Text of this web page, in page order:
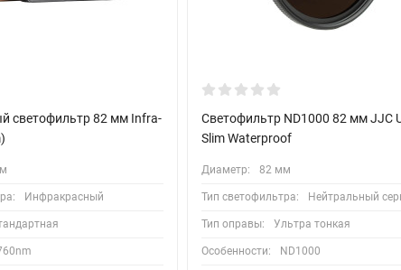
светофильтр 82 мм Infra-
Инфракрасный
Светофильтр ND1000 82 мм JJC
Slim Waterproof
Диаметр: 82 мм
Тип светофильтра: Нейтральный
Тип оправы: Ультра тонкая
Особенности: ND1000